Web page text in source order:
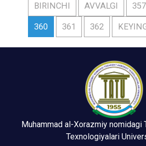
BIRINCHI AVVALGI 357
360 361 362
Muhammad al-Xorazmiy nomidagi
Texnologiyalari